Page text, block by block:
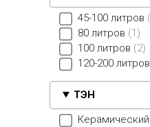
45-100 литров
80 литров
1
100 литров
2
120-200 литров
ТЭН
Керамический